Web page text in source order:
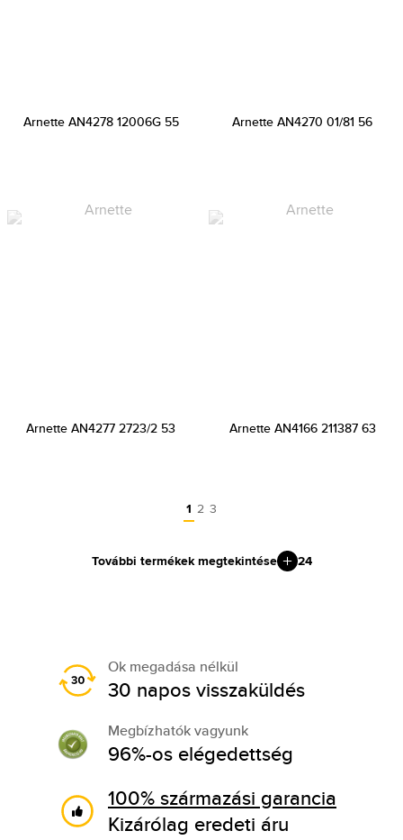
Arnette AN4278 12006G 55 Arnette AN4270 01/81 56
Arnette AN4277 2723/2 53 Arnette AN4166 211387 63
1 2 3
További termékek megtekintése 24
Ok megadása nélkül
30 napos visszaküldés
Megbízhatók vagyunk
96%-os elégedettség
100% származási garancia
Kizárólag eredeti áru